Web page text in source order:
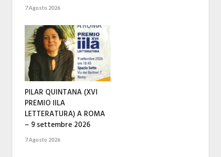
7 Agosto 2026
PILAR QUINTANA (XVI
PREMIO IILA
LETTERATURA) A ROMA
– 9 settembre 2026
7 Agosto 2026